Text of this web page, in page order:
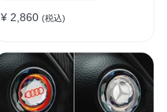
¥ 2,860 (税込)